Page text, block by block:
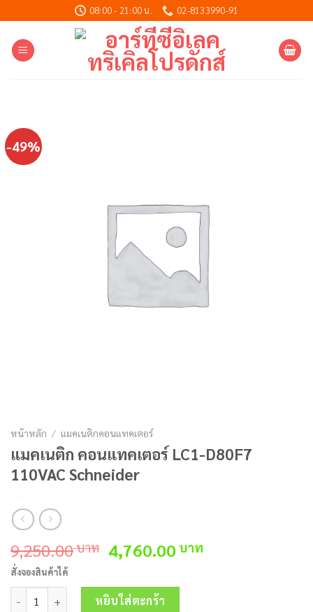
to
content
08:00 - 21:00 น. 02-8133990-91
-49%
หน้าหลัก / แมคเนติกคอนแทคเตอร์
แมคเนติก คอนแทคเตอร์ LC1-D80F7
110VAC Schneider
9,250.00บาท Original
price
was:
9,250.00 บาท.
4,760.00 บาท
สั่งจองสินค้าได้
จำนวน แมคเนติก คอนแทคเตอร์ LC1-D80F7 110VAC Schneider ชิ้น
หยิบใส่ตะกร้า